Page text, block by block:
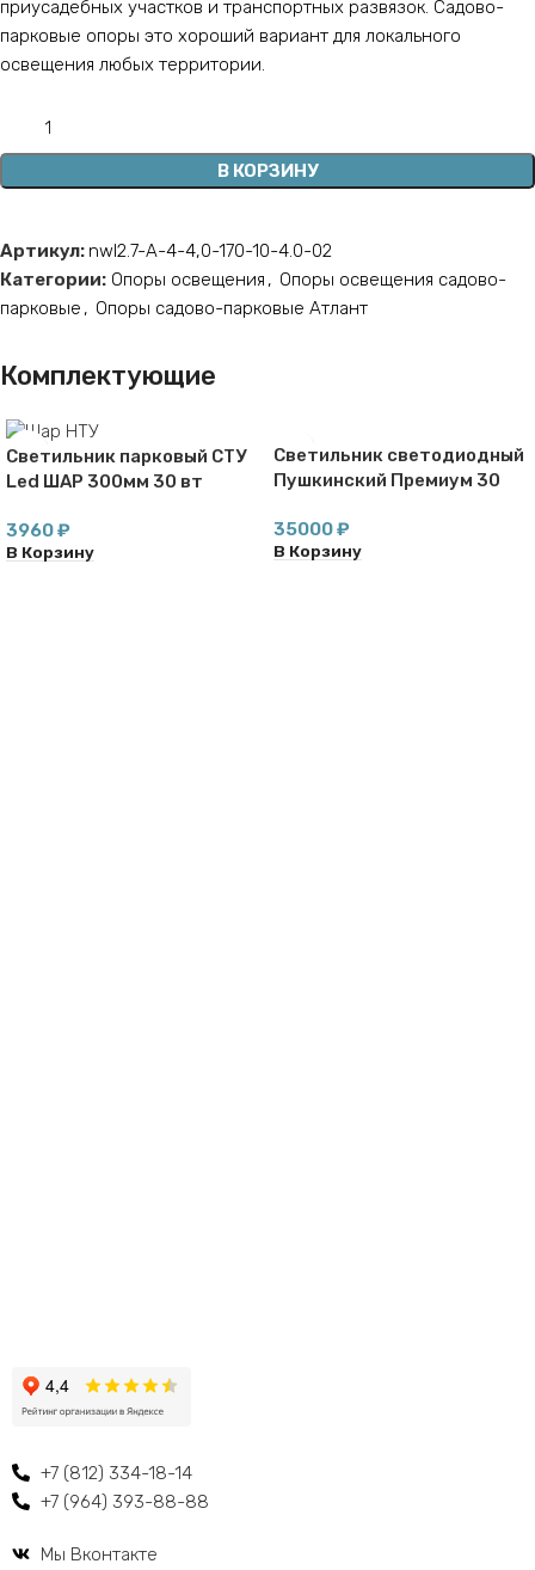
приусадебных участков и транспортных развязок. Садово-
парковые опоры это хороший вариант для локального
освещения любых территории.
В КОРЗИНУ
Артикул: nwl2.7-А-4-4,0-170-10-4.0-02
Категории: Опоры освещения , Опоры освещения садово-
парковые , Опоры садово-парковые Атлант
Комплектующие
Светильник парковый СТУ
Led ШАР 300мм 30 вт
3960₽
В Корзину
Светильник светодиодный
Пушкинский Премиум 30
35000₽
В Корзину
+7 (812) 334-18-14
+7 (964) 393-88-88
Мы Вконтакте